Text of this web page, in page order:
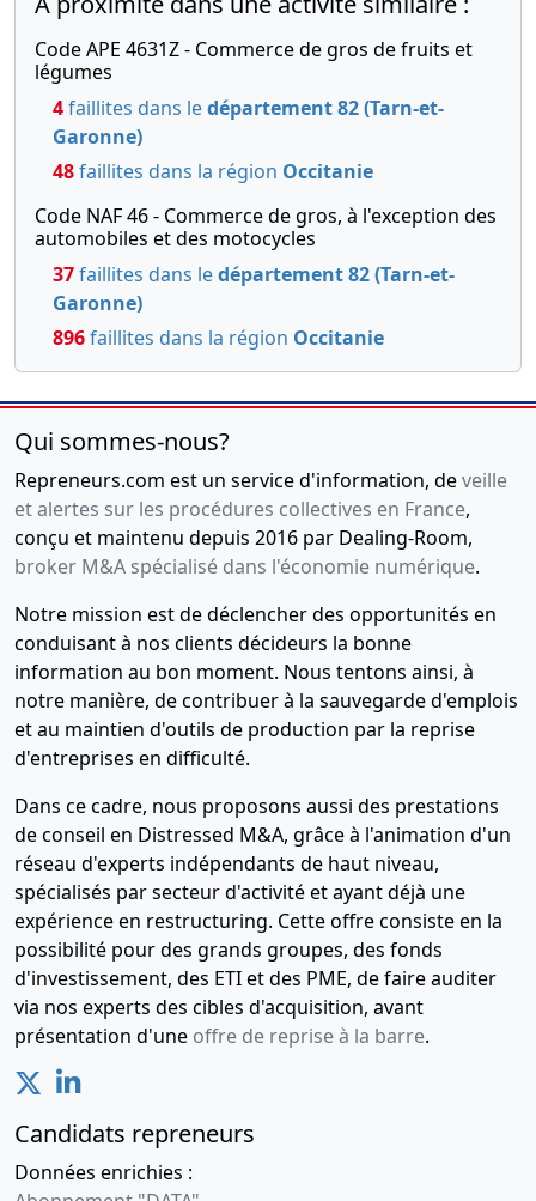
cèdent la
propriété
23-
2007
Acte sous
privé
30-
11-
Acte sous
seing
de la
répartition
des parts
donation)
30-
11-
-0001
Copie des
statuts
mis à jour
Code APE 4631Z - Commerce de gros de fruits et
légumes
4faillites dans ledépartement 82 (Tarn-et-
Garonne)
48faillites dans la région Occitanie
Code NAF 46 - Commerce de gros, à l'exception des
automobiles et des motocycles
37faillites dans ledépartement 82 (Tarn-et-
Garonne)
896faillites dans la région Occitanie
Qui sommes-nous?
Repreneurs.com est un service d'information, deveille
et alertes sur les procédures collectives en France,
conçu et maintenu depuis 2016 par Dealing-Room,
broker M&A spécialisé dans l'économie numérique.
Notre mission est de déclencher des opportunités en
conduisant à nos clients décideurs la bonne
information au bon moment. Nous tentons ainsi, à
notre manière, de contribuer à la sauvegarde d'emplois
et au maintien d'outils de production par la reprise
d'entreprises en difficulté.
Dans ce cadre, nous proposons aussi des prestations
de conseil en Distressed M&A, grâce à l'animation d'un
réseau d'experts indépendants de haut niveau,
spécialisés par secteur d'activité et ayant déjà une
expérience en restructuring. Cette offre consiste en la
possibilité pour des grands groupes, des fonds
d'investissement, des ETI et des PME, de faire auditer
via nos experts des cibles d'acquisition, avant
présentation d'une offre de reprise à la barre.
Candidats repreneurs
Données enrichies :